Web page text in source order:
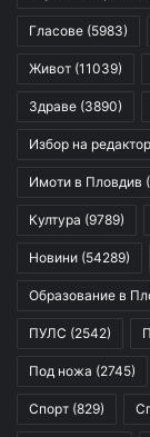
Гласове (5983)
Живот (11039)
Здраве (3890)
Избор на
Имоти в Пловдив
Култура (9789)
Новини (54289)
Образование в
ПУЛС (2542)
Под ножа (2745)
Спорт (829)